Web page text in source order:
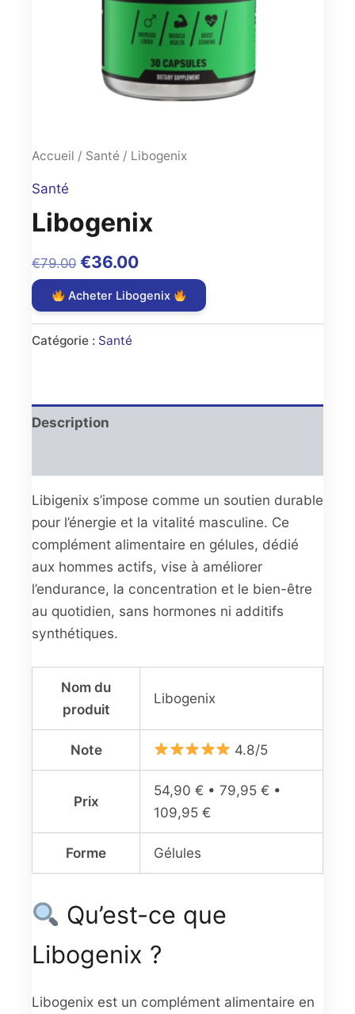
Accueil / Santé / Libogenix
Santé
Libogenix
€79.00 Original
price
was:
€79.00.
€36.00Current
price
is:
Acheter Libogenix
Catégorie : Santé
Description
Libigenix s’impose comme un soutien durable
pour l’énergie et la vitalité masculine. Ce
complément alimentaire en gélules, dédié
aux hommes actifs, vise à améliorer
l’endurance, la concentration et le bien-être
au quotidien, sans hormones ni additifs
synthétiques.
Nom du
produit
Libogenix
Note 4.8/5
Prix
54,90 € • 79,95 € •
109,95 €
Forme Gélules
Qu’est-ce que
Libogenix ?
Libogenix est un complément alimentaire en